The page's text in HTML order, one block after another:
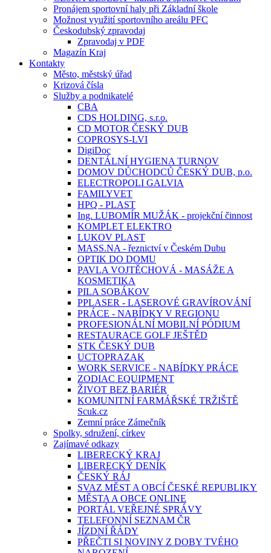
Pronájem sportovní haly při Základní škole
Možnost využití sportovního areálu PFC
Českodubský zpravodaj
Zpravodaj v PDF
Magazín Kraj
Kontakty
Město, městský úřad
Krizová čísla
Služby a podnikatelé
CBA
CDS HOLDING, s.r.o.
CD MOTOR ČESKÝ DUB
COPROSYS-LVI
DigiDoc
DENTÁLNÍ HYGIENA TURNOV
DOMOV DŮCHODCŮ ČESKÝ DUB, p.o.
ELECTROPOLI GALVIA
FAMILYVET
HPQ - PLAST
Ing. LUBOMÍR MUŽÁK - projekční činnost
KOMPLET ELEKTRO
LUKOV PLAST
MASS.NA - řeznictví v Českém Dubu
OPTIK DO DOMU
PAVLA VOJTĚCHOVÁ - MASÁŽE A
KOSMETIKA
PILA SOBÁKOV
PPLASER - LASEROVÉ GRAVÍROVÁNÍ
PRÁCE - NABÍDKY V REGIONU
PROFESIONÁLNÍ MOBILNÍ PÓDIUM
RESTAURACE GOLF JEŠTĚD
STK ČESKÝ DUB
UCTOPRAZAK
WORK SERVICE - NABÍDKY PRÁCE
ZODIAC EQUIPMENT
ŽIVOT BEZ BARIÉR
KOMUNITNÍ FARMÁŘSKÉ TRŽIŠTĚ
Scuk.cz
Zemní práce Zámečník
Spolky, sdružení, církev
Zajímavé odkazy
LIBERECKÝ KRAJ
LIBERECKÝ DENÍK
ČESKÝ RÁJ
SVAZ MĚST A OBCÍ ČESKÉ REPUBLIKY
MĚSTA A OBCE ONLINE
PORTÁL VEŘEJNÉ SPRÁVY
TELEFONNÍ SEZNAM ČR
JÍZDNÍ ŘÁDY
PŘEČTI SI NOVINY Z DOBY TVÉHO